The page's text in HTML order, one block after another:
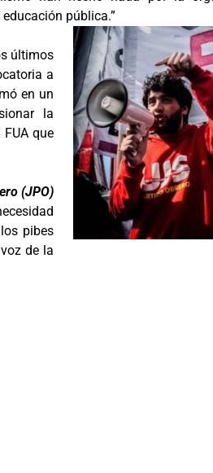
pública.”
últimos
a
en un
la
que
(JPO)
pibes
de la